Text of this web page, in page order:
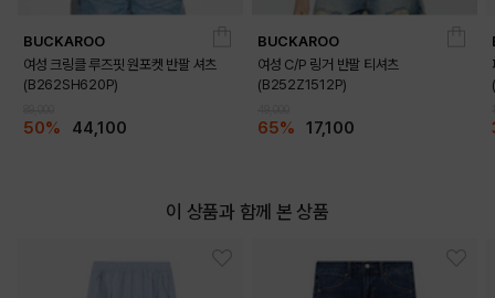
BUCKAROO
여성 크링클 루즈핏 원포켓 반팔 셔츠
(B262SH620P)
50% 44,100
BUCKAROO
여성 C/P 링거 반팔 티셔츠
(B252Z1512P)
65% 17,100
이 상품과 함께 본 상품